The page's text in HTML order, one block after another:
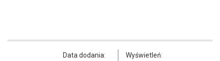
Data dodania:
Wyświetleń: